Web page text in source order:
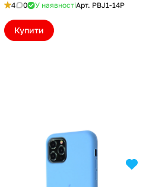
4 0 У наявностіАрт. PBJ1-14P
Купити